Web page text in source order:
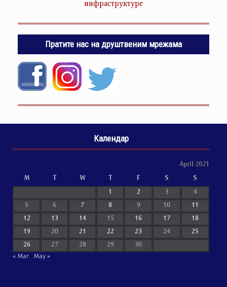
инфраструктуре
Пратите нас на друштвеним мрежама
Календар
April 2021
M T W T F S S
1 2 3 4
5 6 7 8 9 10 11
12 13 14 15 16 17 18
19 20 21 22 23 24 25
26 27 28 29
30
« Mar
May »